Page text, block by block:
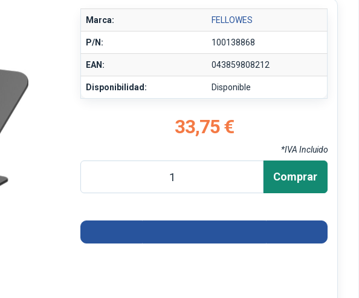
Marca: FELLOWES
P/N: 100138868
EAN: 043859808212
Disponibilidad: Disponible
33,75 €
*IVA Incluido
Comprar